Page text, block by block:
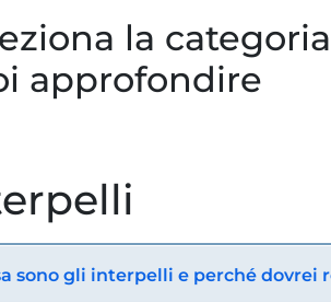
la
approfondire
sono gli interpelli e perché dovrei